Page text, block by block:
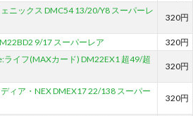
ニックス DMC54 13/20/Y8 スーパーレ
320円
9/17 スーパーレア 320円
ライフ(MAXカード) DM22EX1 超49/超
320円
ィア・NEX DMEX17 22/138 スーパー
320円